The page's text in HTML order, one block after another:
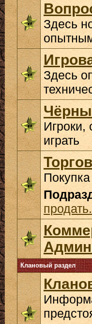
Здесь
Здесь
Игроки,
играть
Клановый раздел